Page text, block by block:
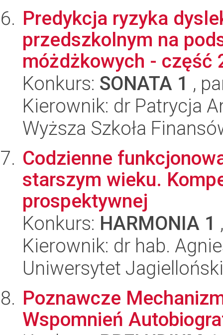
Predykcja ryzyka
przedszkolnym na
móżdżkowych - część
Konkurs: SONATA 1 ,
Kierownik: dr Patrycja
Wyższa Szkoła
Codzienne
starszym wieku.
prospektywnej
Konkurs: HARMONIA 1
Kierownik: dr hab.
Uniwersytet
Poznawcze
Wspomnień